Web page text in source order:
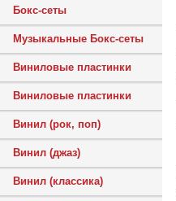
Бокс-сеты
Музыкальные Бокс-сеты
Виниловые пластинки
Виниловые пластинки
Винил (рок, поп)
Винил (джаз)
Винил (классика)